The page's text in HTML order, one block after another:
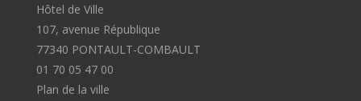
Hôtel de Ville
107, avenue République
77340 PONTAULT-COMBAULT
01 70 05 47 00
Plan de la ville